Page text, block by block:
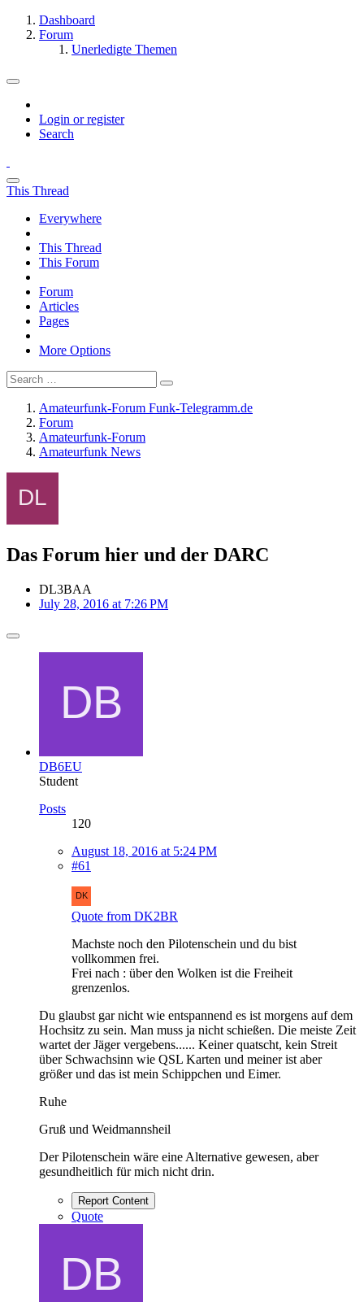
Dashboard
Forum
Unerledigte Themen
Login or register
Search
This Thread
Everywhere
This Thread
This Forum
Forum
Articles
Pages
More Options
Amateurfunk-Forum Funk-Telegramm.de
Forum
Amateurfunk-Forum
Amateurfunk News
Das Forum hier und der DARC
DL3BAA
July 28, 2016 at 7:26 PM
DB6EU
Student
Posts
120
August 18, 2016 at 5:24 PM
#61
Quote from DK2BR
Machste noch den Pilotenschein und du bist
vollkommen frei.
Frei nach : über den Wolken ist die Freiheit
grenzenlos.
Du glaubst gar nicht wie entspannend es ist morgens auf dem
Hochsitz zu sein. Man muss ja nicht schießen. Die meiste Zeit
wartet der Jäger vergebens...... Keiner quatscht, kein Streit
über Schwachsinn wie QSL Karten und meiner ist aber
größer und das ist mein Schippchen und Eimer.
Ruhe
Gruß und Weidmannsheil
Der Pilotenschein wäre eine Alternative gewesen, aber
gesundheitlich für mich nicht drin.
Report Content
Quote